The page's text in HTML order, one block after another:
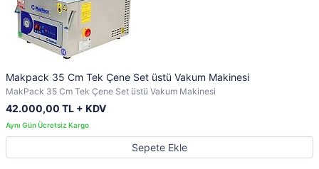
Makpack 35 Cm Tek Çene Set üstü Vakum Makinesi
MakPack 35 Cm Tek Çene Set üstü Vakum Makinesi
42.000,00 TL + KDV
Sepete Ekle